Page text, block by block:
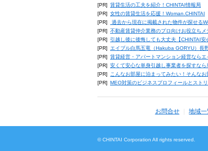
[PR] 賃貸生活の工夫を紹介！CHINTAI情報局
[PR] 女性の賃貸生活を応援！Woman.CHINTAI
[PR]
過去から現在に掲載された物件が探せる
[PR] 不動産賃貸仲介業務のプロ向けお役立ちメ
[PR]
引越し後に後悔しても大丈夫【CHINTAI
[PR]
エイブル白馬五竜（Hakuba GORYU）長
[PR] 賃貸経営・アパートマンション経営なら
[PR] 安くて安心な単身引越し事業者を探すなら
[PR]
こんなお部屋に泊まってみたい！そんな
[PR] MEO対策のビジネスプロフィールとスト
お問合せ 地域一
© CHINTAI Corporation All rights reserved.